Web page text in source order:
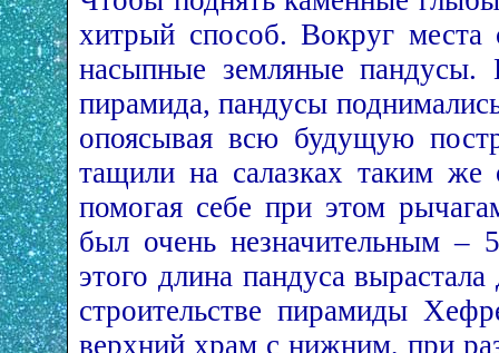
хитрый способ. Вокруг места
насыпные земляные
пирамида, пандусы
опоясывая всю будущую
тащили на салазках таким
помогая себе при этом
был очень незначительным –
этого длина пандуса
строительстве пирамиды
верхний храм с нижним, при